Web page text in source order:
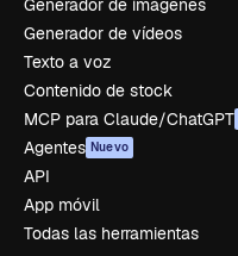
Generador de imágenes
Generador de vídeos
Texto a voz
Contenido de stock
MCP para Claude/ChatGPT
Agentes Nuevo
API
App móvil
Todas las herramientas